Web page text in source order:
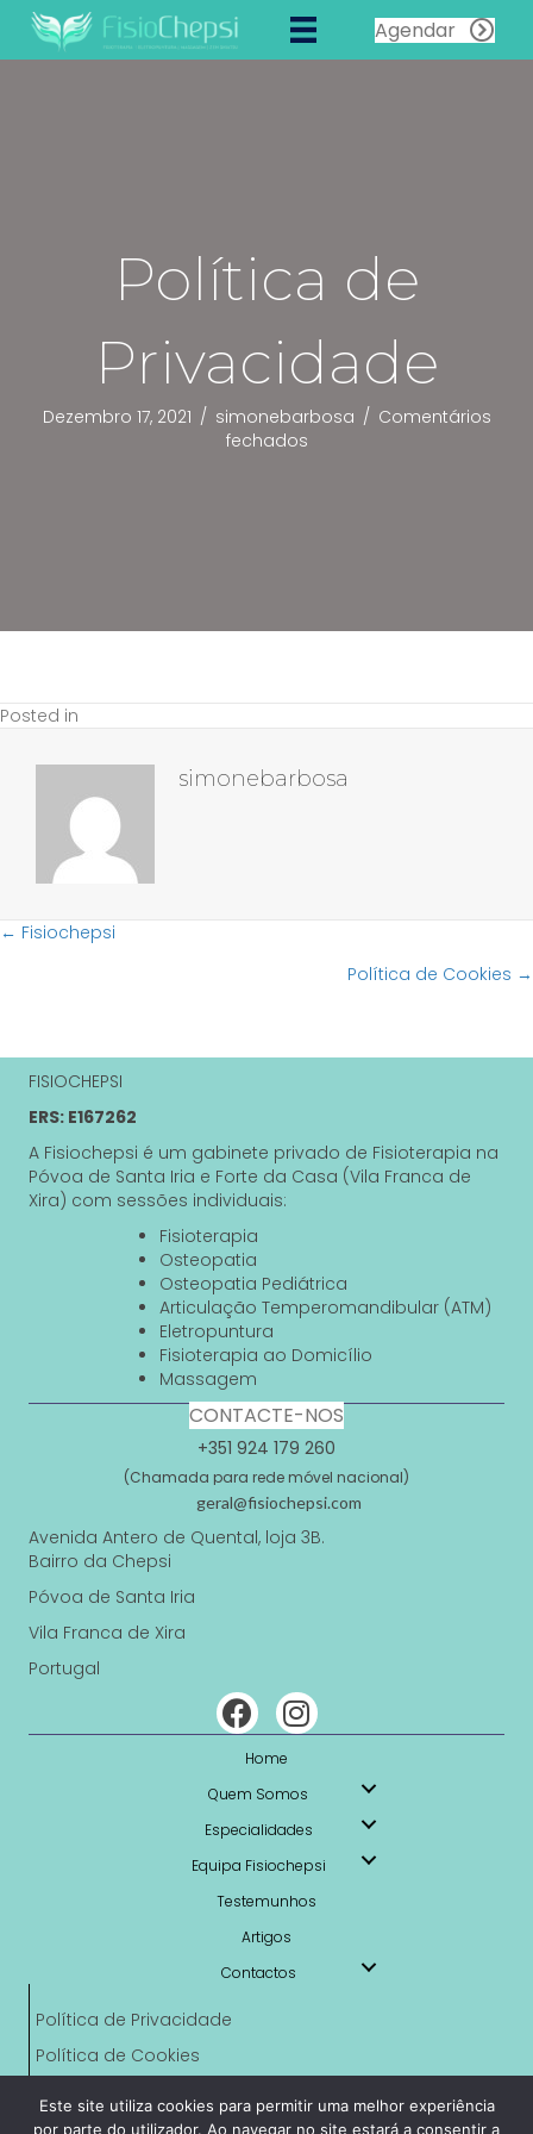
Agendar
Política de
Privacidade
Dezembro 17, 2021 / simonebarbosa / Comentários
fechadosem
Posted in
simonebarbosa
Posts
← Fisiochepsi
Política de Cookies →
FISIOCHEPSI
ERS: E167262
A Fisiochepsi é um gabinete privado de Fisioterapia na
Póvoa de Santa Iria e Forte da Casa (Vila Franca de
Xira) com sessões individuais:
Fisioterapia
Osteopatia
Osteopatia Pediátrica
Articulação Temperomandibular (ATM)
Eletropuntura
Fisioterapia ao Domicílio
Massagem
CONTACTE-NOS
+351 924 179 260
(Chamada para rede móvel nacional)
geral@fisiochepsi.com
Avenida Antero de Quental, loja 3B.
Bairro da Chepsi
Póvoa de Santa Iria
Vila Franca de Xira
Portugal
Home
Quem Somos
Especialidades
Equipa Fisiochepsi
Testemunhos
Artigos
Contactos
Política de Privacidade
Política de Cookies
RAL
Este site utiliza cookies para permitir uma melhor experiência
por parte do utilizador. Ao navegar no site estará a consentir a